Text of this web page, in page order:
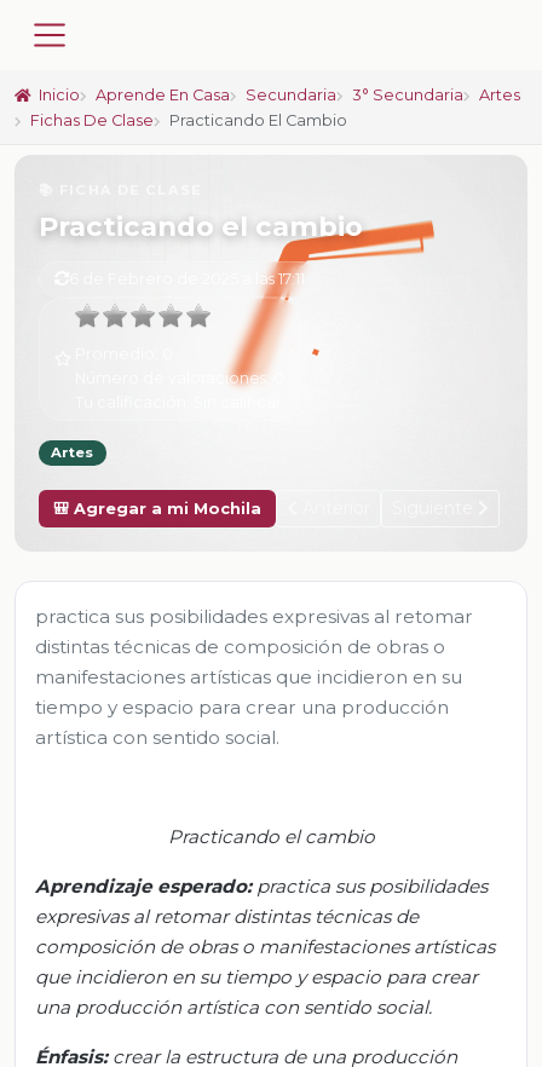
Inicio Aprende En Casa Secundaria 3° Secundaria
Artes
Fichas De Clase
Practicando El Cambio
Practicando el cambio
6 de Febrero de 2025 a las 17:11
Número de valoraciones:
Artes
🎒 Agregar a mi Mochila
practica sus posibilidades expresivas al retomar
distintas técnicas de composición de obras o
manifestaciones artísticas que incidieron en su
tiempo y espacio para crear una producción
artística con sentido social.
Practicando el cambio
Aprendizaje esperado: practica sus posibilidades
expresivas al retomar distintas técnicas de
composición de obras o manifestaciones artísticas
que incidieron en su tiempo y espacio para crear
una producción artística con sentido social.
Énfasis:crear la estructura de una producción